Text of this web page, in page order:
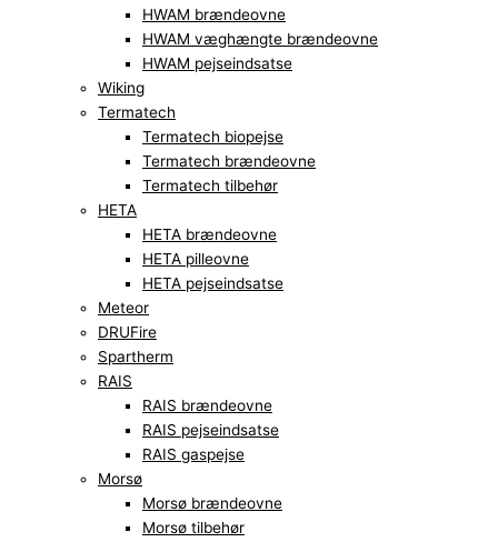
HWAM brændeovne
HWAM væghængte brændeovne
HWAM pejseindsatse
Wiking
Termatech
Termatech biopejse
Termatech brændeovne
Termatech tilbehør
HETA
HETA brændeovne
HETA pilleovne
HETA pejseindsatse
Meteor
DRUFire
Spartherm
RAIS
RAIS brændeovne
RAIS pejseindsatse
RAIS gaspejse
Morsø
Morsø brændeovne
Morsø tilbehør